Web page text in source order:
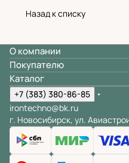
Назад к списку
О компании
Покупателю
Каталог
+7 (383) 380-86-85
irontechno@bk.ru
г. Новосибирск, ул.